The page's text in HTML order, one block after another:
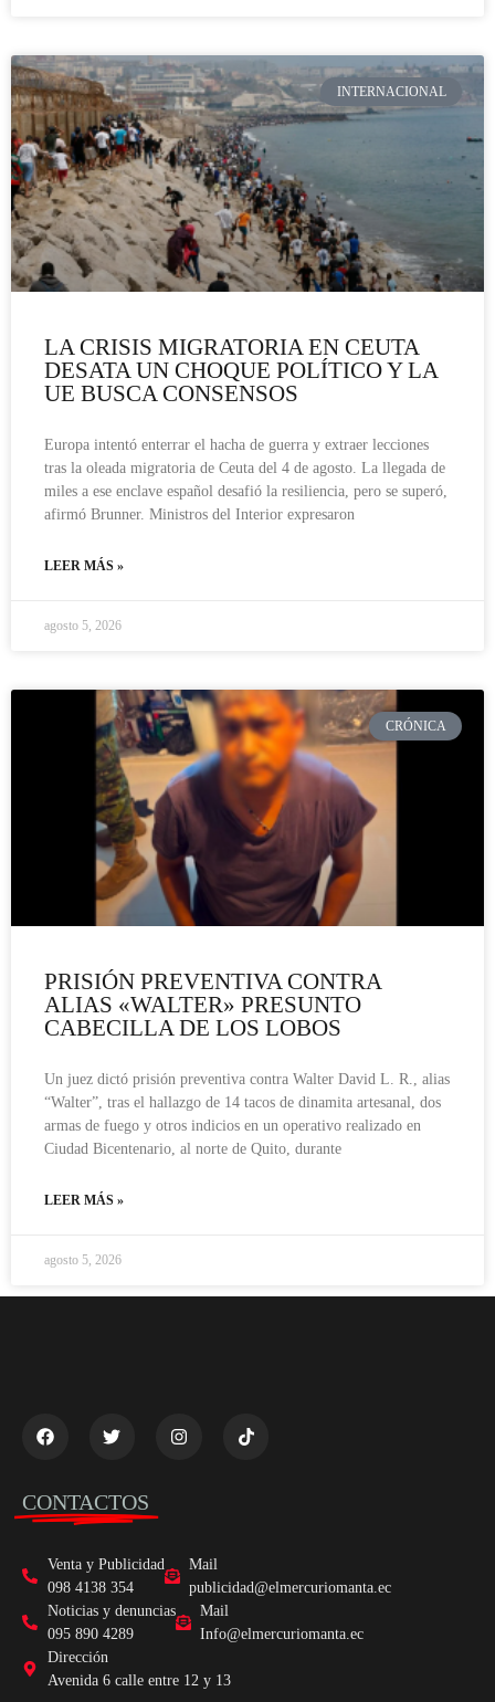
INTERNACIONAL
LA CRISIS MIGRATORIA EN CEUTA
DESATA UN CHOQUE POLÍTICO Y LA
UE BUSCA CONSENSOS
Europa intentó enterrar el hacha de guerra y extraer lecciones
tras la oleada migratoria de Ceuta del 4 de agosto. La llegada de
miles a ese enclave español desafió la resiliencia, pero se superó,
afirmó Brunner. Ministros del Interior expresaron
LEER MÁS »
agosto 5, 2026
CRÓNICA
PRISIÓN PREVENTIVA CONTRA
ALIAS «WALTER» PRESUNTO
CABECILLA DE LOS LOBOS
Un juez dictó prisión preventiva contra Walter David L. R., alias
“Walter”, tras el hallazgo de 14 tacos de dinamita artesanal, dos
armas de fuego y otros indicios en un operativo realizado en
Ciudad Bicentenario, al norte de Quito, durante
LEER MÁS »
agosto 5, 2026
CONTACTOS
Venta y Publicidad
098 4138 354
Mail
publicidad@elmercuriomanta.ec
Noticias y denuncias
095 890 4289
Mail
Info@elmercuriomanta.ec
Dirección
Avenida 6 calle entre 12 y 13